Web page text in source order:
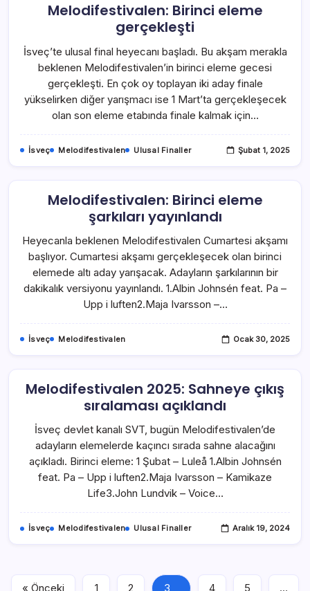
Melodifestivalen: Birinci eleme
gerçekleşti
İsveç’te ulusal final heyecanı başladı. Bu akşam merakla
beklenen Melodifestivalen’in birinci eleme gecesi
gerçekleşti. En çok oy toplayan iki aday finale
yükselirken diğer yarışmacı ise 1 Mart’ta gerçekleşecek
olan son eleme etabında finale kalmak için…
İsveç Melodifestivalen Ulusal Finaller Şubat 1, 2025
Melodifestivalen: Birinci eleme
şarkıları yayınlandı
Heyecanla beklenen Melodifestivalen Cumartesi akşamı
başlıyor. Cumartesi akşamı gerçekleşecek olan birinci
elemede altı aday yarışacak. Adayların şarkılarının bir
dakikalık versiyonu yayınlandı. 1.Albin Johnsén feat. Pa –
Upp i luften2.Maja Ivarsson –…
İsveç Melodifestivalen Ocak 30, 2025
Melodifestivalen 2025: Sahneye çıkış
sıralaması açıklandı
İsveç devlet kanalı SVT, bugün Melodifestivalen’de
adayların elemelerde kaçıncı sırada sahne alacağını
açıkladı. Birinci eleme: 1 Şubat – Luleå 1.Albin Johnsén
feat. Pa – Upp i luften2.Maja Ivarsson – Kamikaze
Life3.John Lundvik – Voice…
İsveç Melodifestivalen Ulusal Finaller Aralık 19, 2024
« Önceki 1 2 3 4 5 …